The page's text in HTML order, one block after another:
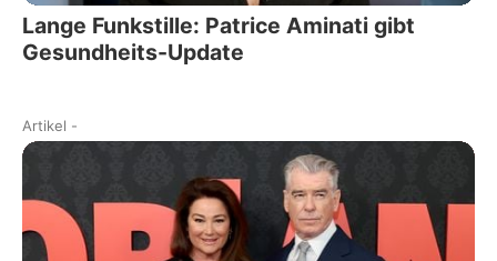
Lange Funkstille: Patrice Aminati gibt
Gesundheits-Update
Artikel -